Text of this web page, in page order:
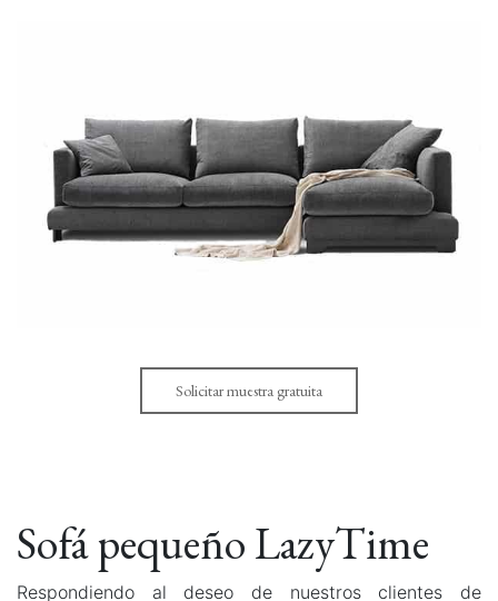
Solicitar muestra gratuita
Sofá pequeño LazyTime
Respondiendo al deseo de nuestros clientes de